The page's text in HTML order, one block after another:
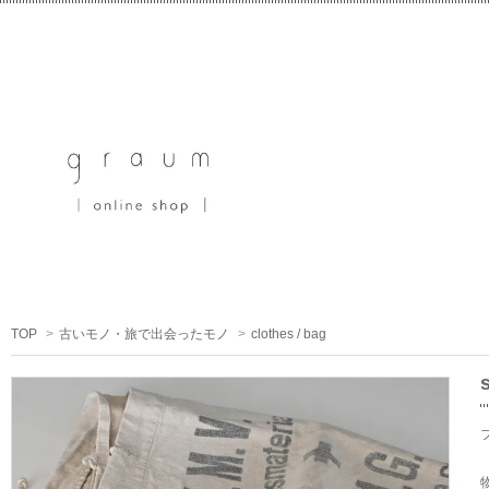
TOP > 古いモノ・旅で出会ったモノ > clothes / bag